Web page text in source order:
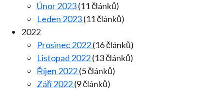
Únor 2023(11 článků)
Leden 2023(11 článků)
2022
Prosinec 2022(16 článků)
Listopad 2022(13 článků)
Říjen 2022(5 článků)
Září 2022(9 článků)